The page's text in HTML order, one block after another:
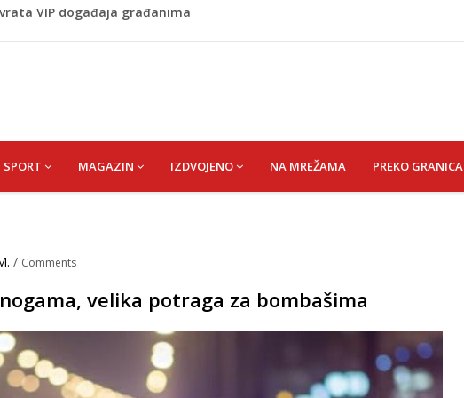
kolu Premijer lige BiH
HUSEIN-BEKTAŠ
VIP događaja građanima
SPORT MAGAZIN IZDVOJENO NA MREŽAMA PREKO GRANICA
/ Comments
velika potraga za bombašima